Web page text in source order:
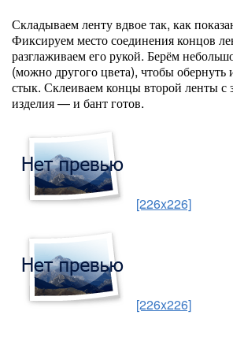
Складываем ленту вдвое так, как
Фиксируем место соединения концов
разглаживаем его рукой. Берём
(можно другого цвета), чтобы
стык. Склеиваем концы второй ленты с
изделия — и бант готов.
[226x226]
[226x226]